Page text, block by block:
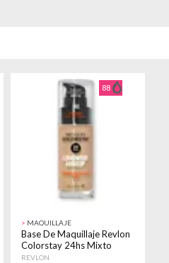
88
> MAQUILLAJE
Base De Maquillaje Revlon
Colorstay 24hs Mixto
Graso X 30ml
REVLON